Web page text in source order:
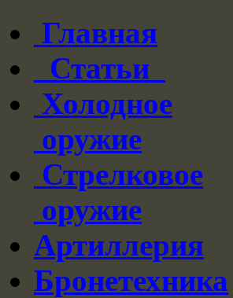
Главная
Статьи
Холодное
оружие
Стрелковое
оружие
Артиллерия
Бронетехника